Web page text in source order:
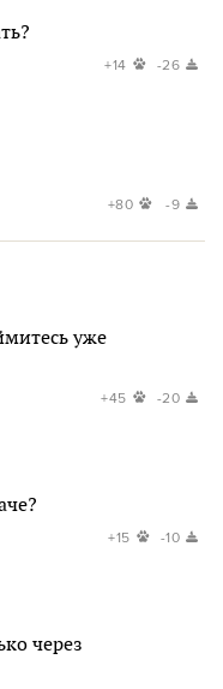
+14 -26
+80 -9
уже
+45 -20
+15 -10
через